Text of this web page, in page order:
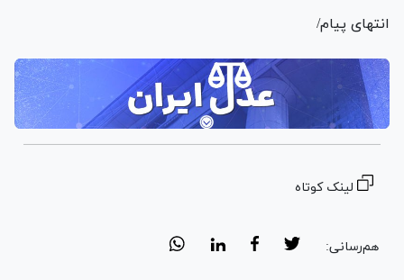
انتهای پیام/
لینک کوتاه
هم‌رسانی: